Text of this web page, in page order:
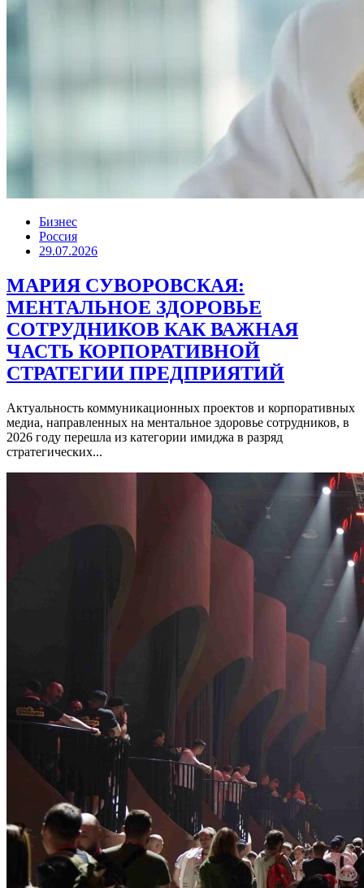
Бизнес
Россия
29.07.2026
МАРИЯ СУВОРОВСКАЯ:
МЕНТАЛЬНОЕ ЗДОРОВЬЕ
СОТРУДНИКОВ КАК ВАЖНАЯ
ЧАСТЬ КОРПОРАТИВНОЙ
СТРАТЕГИИ ПРЕДПРИЯТИЙ
Актуальность коммуникационных проектов и корпоративных
медиа, направленных на ментальное здоровье сотрудников, в
2026 году перешла из категории имиджа в разряд
стратегических...